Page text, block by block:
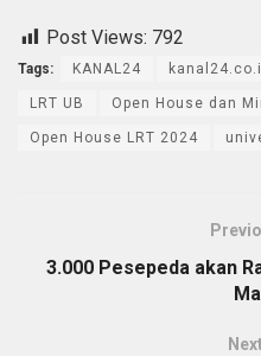
Post Views: 792
Tags: KANAL24
LRT UB Open House dan
Open House LRT 2024
3.000 Pesepeda akan